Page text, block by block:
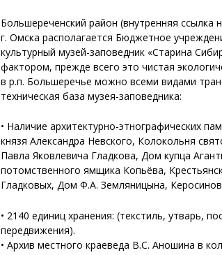
Большереченский район (внутренняя ссылка
г. Омска располагается Бюджетное
культурный музей-заповедник «Старина
фактором, прежде всего это чистая
в р.п. Большеречье можно всеми видами
техническая база музея-заповедника:
• Наличие архитектурно-этнографических
князя Александра Невского, Колокольня
Павла Яковлевича Гладкова, Дом купца
потомственного ямщика Копьёва,
Гладковых, Дом Ф.А. Земляницына,
• 2140 единиц хранения: (текстиль, утварь,
передвижения).
• Архив местного краеведа В.С. Аношина в